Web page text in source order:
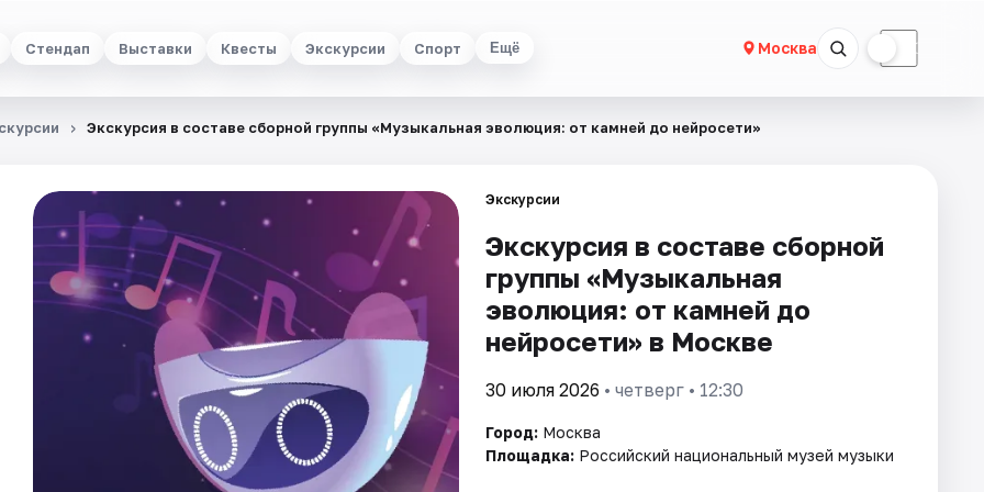
Стендап Выставки Квесты Экскурсии Спорт Ещё Москва ☾
Экскурсия в составе сборной группы «Музыкальная эволюция: от камней до нейросeти»
Экскурсии
Экскурсия в составе сборной
группы «Музыкальная
эволюция: от камней до
нейросeти» в Москве
30 июля 2026 • четверг • 12:30
Город: Москва
Площадка: Российский национальный музей музыки